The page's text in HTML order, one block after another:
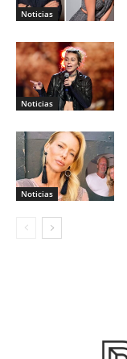
Noticias
Noticias
Noticias